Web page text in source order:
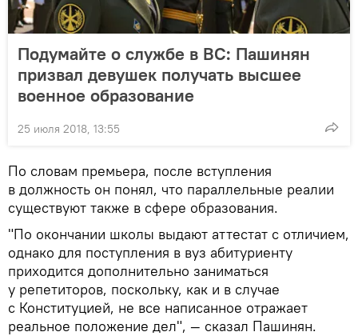
Подумайте о службе в ВС: Пашинян
призвал девушек получать высшее
военное образование
25 июля 2018, 13:55
По словам премьера, после вступления
в должность он понял, что параллельные реалии
существуют также в сфере образования.
"По окончании школы выдают аттестат с отличием,
однако для поступления в вуз абитуриенту
приходится дополнительно заниматься
у репетиторов, поскольку, как и в случае
с Конституцией, не все написанное отражает
реальное положение дел", — сказал Пашинян.